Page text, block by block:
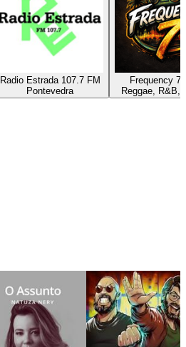
Radio Estrada 107.7 FM
Pontevedra
Frequency 7
Reggae, R&B,